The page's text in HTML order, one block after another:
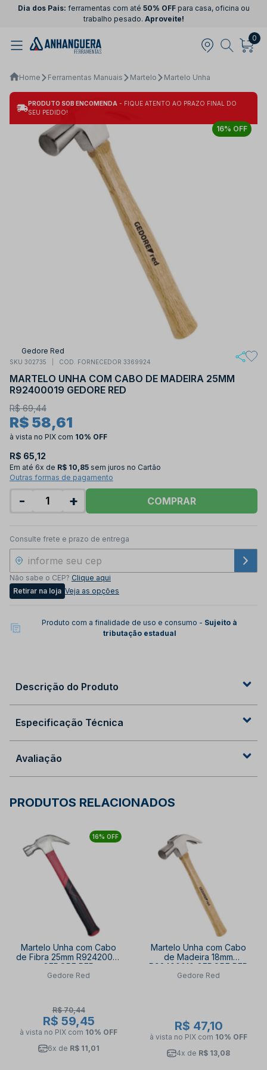
Dia dos Pais: ferramentas com até 50% OFFpara casa, oficina ou
trabalho pesado. Aproveite!
0
Home Ferramentas Manuais Martelo Martelo Unha
PRODUTO SOB ENCOMENDA - FIQUE ATENTO AO PRAZO FINAL DO
SEU PEDIDO!
16% OFF
Gedore Red
SKU 302735 COD. FORNECEDOR 3369924
MARTELO UNHA COM CABO DE MADEIRA 25MM
R92400019 GEDORE RED
R$ 69,44
R$ 58,61
à vista no PIX com 10% OFF
R$ 65,12
Em até 6x de R$ 10,85 sem juros no Cartão
Outras formas de pagamento
- + COMPRAR
Consulte frete e prazo de entrega
Não sabe o CEP? Clique aqui
Retirar na loja Veja as opções
Produto com a finalidade de uso e consumo - Sujeito à
tributação estadual
Descrição do Produto
Especificação Técnica
Avaliação
PRODUTOS RELACIONADOS
16% OFF
Martelo Unha com Cabo
de Fibra 25mm R92420019
GEDORE RED
Gedore Red
R$ 70,44
R$ 59,45
à vista no PIX com 10% OFF
6x de R$ 11,01
Martelo Unha com Cabo
de Madeira 18mm
R92400010 GEDORE RED
Gedore Red
R$ 47,10
à vista no PIX com 10% OFF
4x de R$ 13,08